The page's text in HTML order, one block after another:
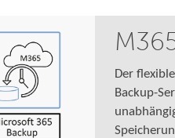
Der
Backup-